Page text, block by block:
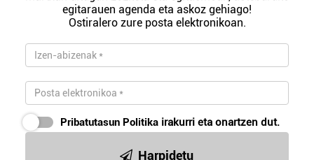
egitarauen agenda eta askoz gehiago!
Ostiralero zure posta elektronikoan.
Pribatutasun Politika irakurri eta onartzen dut.
Harpidetu